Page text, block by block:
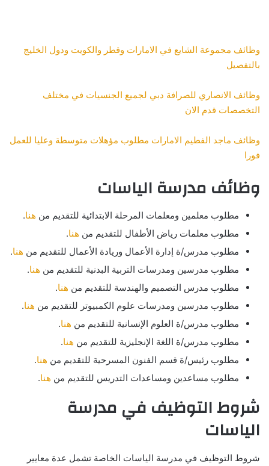
وظائف مجموعة الشايع في الامارات وقطر والكويت ودول الخليج
بالتفصيل
وظائف الانصاري للصرافة دبي لجميع الجنسيات في مختلف
التخصصات قدم الان
وظائف ماجد الفطيم الامارات مطلوب مؤهلات متوسطة وعليا للعمل
فورا
وظائف مدرسة الياسات
مطلوب معلمين ومعلمات المرحلة الابتدائية للتقديم من هنا.
مطلوب معلمات رياض الأطفال للتقديم من هنا.
مطلوب مدرس/ة إدارة الأعمال وريادة الأعمال للتقديم من هنا.
مطلوب مدرسين ومدرسات التربية البدنية للتقديم من هنا.
مطلوب مدرس التصميم والهندسة للتقديم من هنا.
مطلوب مدرسين ومدرسات علوم الكمبيوتر للتقديم من هنا.
مطلوب مدرس/ة العلوم الإنسانية للتقديم من هنا.
مطلوب مدرس/ة اللغة الإنجليزية للتقديم من هنا.
مطلوب رئيس/ة قسم الفنون المسرحية للتقديم من هنا.
مطلوب مساعدين ومساعدات التدريس للتقديم من هنا.
شروط التوظيف في مدرسة
الياسات
شروط التوظيف في مدرسة الياسات الخاصة تشمل عدة معايير